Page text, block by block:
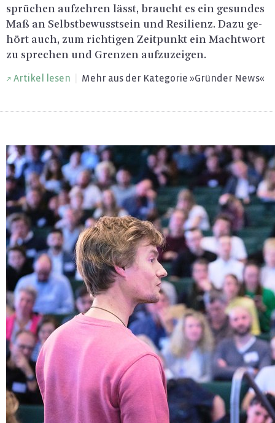
sprü­chen auf­zeh­ren lässt, braucht es ein ge­sun­des
Maß an Selbst­be­wusst­sein und Resi­li­enz. Dazu ge­
hört auch, zum rich­ti­gen Zeit­punkt ein Macht­wort
zu spre­chen und Gren­zen auf­zu­zei­gen.
Ar­ti­kel lesen Mehr aus der Ka­te­go­rie »Grün­der News«